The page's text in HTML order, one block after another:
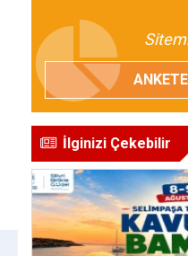
İlginizi Çekebilir